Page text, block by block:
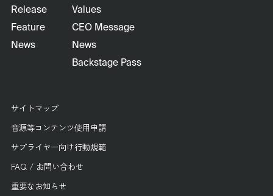
Release
Feature
News
Values
CEO Message
News
Backstage Pass
サイトマップ
音源等コンテンツ使用申請
サプライヤー向け行動規範
FAQ / お問い合わせ
重要なお知らせ